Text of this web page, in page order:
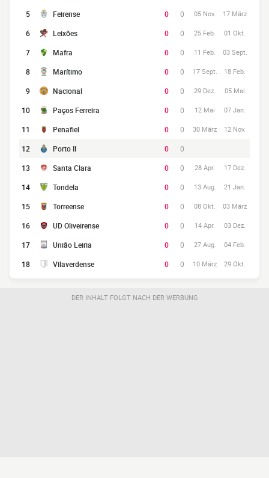
5 Feirense 0 0 05 Nov. 17 März
6 Leixões 0 0 25 Feb. 01 Okt.
7 Mafra 0 0 11 Feb. 03 Sept.
8 Marítimo 0 0 17 Sept. 18 Feb.
9 Nacional 0 0 29 Dez. 05 Mai
10 Paços Ferreira 0 0 12 Mai 07 Jan.
11 Penafiel 0 0 30 März 12 Nov.
12 Porto II 0
0
13
Santa Clara 0 0 28 Apr. 17 Dez.
14 Tondela 0 0 13 Aug. 21 Jan.
15 Torreense 0 0 08 Okt. 03 März
16 UD Oliveirense 0 0 14 Apr. 03 Dez.
17 União Leiria 0 0 27 Aug. 04 Feb.
18 Vilaverdense 0 0 10 März 29 Okt.
DER INHALT FOLGT NACH DER WERBUNG